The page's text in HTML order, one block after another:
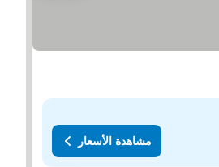
مشاهدة الأسعار